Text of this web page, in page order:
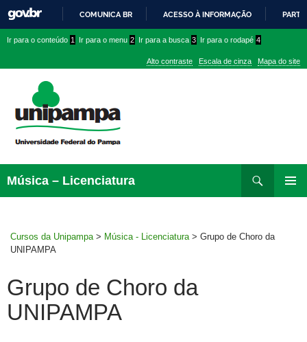
PARA
CONTEÚDO
COMUNICA BR ACESSO À INFORMAÇÃO
conteúdo
menu
superior
menu
Ir para o conteúdo 1 Ir para o menu 2 Ir para a busca 3 Ir para o rodapé 4
Alto contraste Escala de cinza Mapa do site
Música – Licenciatura
para
Cursos da Unipampa > Música - Licenciatura > Grupo de Choro da
UNIPAMPA
Grupo de Choro da
UNIPAMPA